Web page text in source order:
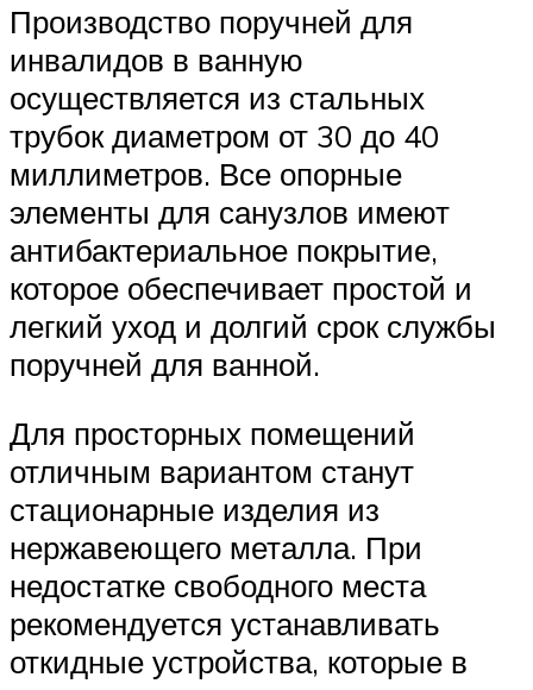
Производство поручней для
инвалидов в ванную
осуществляется из стальных
трубок диаметром от 30 до 40
миллиметров. Все опорные
элементы для санузлов имеют
антибактериальное покрытие,
которое обеспечивает простой и
легкий уход и долгий срок службы
поручней для ванной.
Для просторных помещений
отличным вариантом станут
стационарные изделия из
нержавеющего металла. При
недостатке свободного места
рекомендуется устанавливать
откидные устройства, которые в